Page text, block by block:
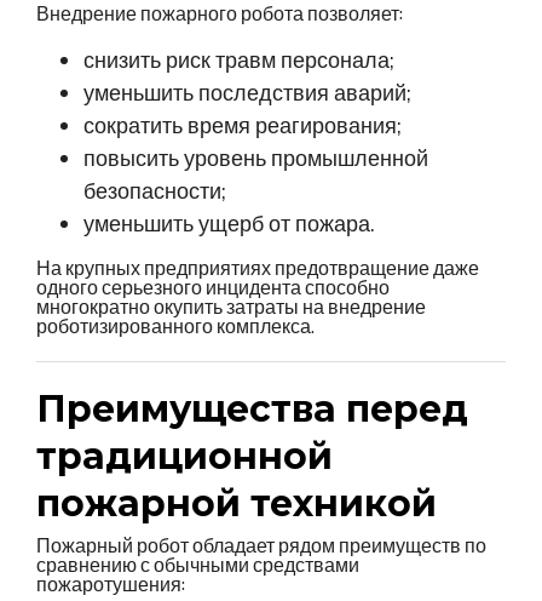
Внедрение пожарного робота позволяет:
снизить риск травм персонала;
уменьшить последствия аварий;
сократить время реагирования;
повысить уровень промышленной
безопасности;
уменьшить ущерб от пожара.
На крупных предприятиях предотвращение даже
одного серьезного инцидента способно
многократно окупить затраты на внедрение
роботизированного комплекса.
Преимущества перед
традиционной
пожарной техникой
Пожарный робот обладает рядом преимуществ по
сравнению с обычными средствами
пожаротушения: